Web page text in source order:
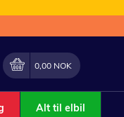
Min handlekurv
0,00 NOK
Alt til elbil